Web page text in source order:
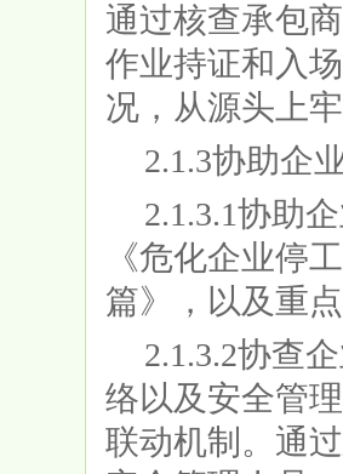
通过核查承包
作业持证和入
况，从源头上
2.1.3协助企
2.1.3.1协助
《危化企业停
篇》，以及重
2.1.3.2协查
络以及安全管
联动机制。通